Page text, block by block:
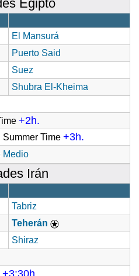
Egipto
El Mansurá
Puerto Said
Suez
Shubra El-Kheima
+2h.
Time +3h.
Medio
Irán
Tabriz
Teherán
Shiraz